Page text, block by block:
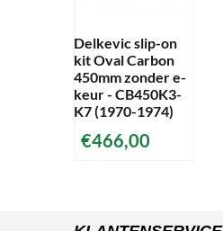
Delkevic slip-on
kit Oval Carbon
450mm zonder e-
keur - CB450K3-
K7 (1970-1974)
€466,00